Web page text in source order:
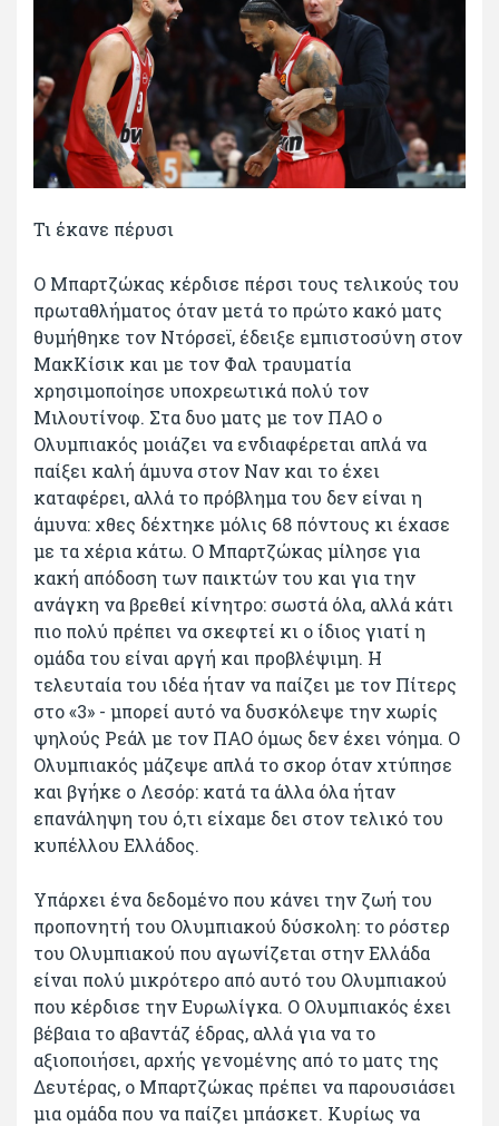
Τι έκανε πέρυσι
Ο Μπαρτζώκας κέρδισε πέρσι τους τελικούς του
πρωταθλήματος όταν μετά το πρώτο κακό ματς
θυμήθηκε τον Ντόρσεϊ, έδειξε εμπιστοσύνη στον
ΜακΚίσικ και με τον Φαλ τραυματία
χρησιμοποίησε υποχρεωτικά πολύ τον
Μιλουτίνοφ. Στα δυο ματς με τον ΠΑΟ ο
Ολυμπιακός μοιάζει να ενδιαφέρεται απλά να
παίξει καλή άμυνα στον Ναν και το έχει
καταφέρει, αλλά το πρόβλημα του δεν είναι η
άμυνα: χθες δέχτηκε μόλις 68 πόντους κι έχασε
με τα χέρια κάτω. Ο Μπαρτζώκας μίλησε για
κακή απόδοση των παικτών του και για την
ανάγκη να βρεθεί κίνητρο: σωστά όλα, αλλά κάτι
πιο πολύ πρέπει να σκεφτεί κι ο ίδιος γιατί η
ομάδα του είναι αργή και προβλέψιμη. Η
τελευταία του ιδέα ήταν να παίζει με τον Πίτερς
στο «3» - μπορεί αυτό να δυσκόλεψε την χωρίς
ψηλούς Ρεάλ με τον ΠΑΟ όμως δεν έχει νόημα. Ο
Ολυμπιακός μάζεψε απλά το σκορ όταν χτύπησε
και βγήκε ο Λεσόρ: κατά τα άλλα όλα ήταν
επανάληψη του ό,τι είχαμε δει στον τελικό του
κυπέλλου Ελλάδος.
Υπάρχει ένα δεδομένο που κάνει την ζωή του
προπονητή του Ολυμπιακού δύσκολη: το ρόστερ
του Ολυμπιακού που αγωνίζεται στην Ελλάδα
είναι πολύ μικρότερο από αυτό του Ολυμπιακού
που κέρδισε την Ευρωλίγκα. Ο Ολυμπιακός έχει
βέβαια το αβαντάζ έδρας, αλλά για να το
αξιοποιήσει, αρχής γενομένης από το ματς της
Δευτέρας, ο Μπαρτζώκας πρέπει να παρουσιάσει
μια ομάδα που να παίζει μπάσκετ. Κυρίως να